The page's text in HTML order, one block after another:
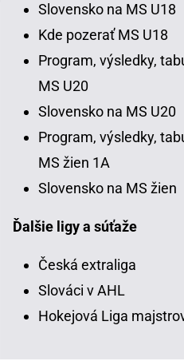
Slovensko na MS U18
Kde pozerať MS U18
Program, výsledky,
MS U20
Slovensko na MS U20
Program, výsledky,
MS žien 1A
Slovensko na MS žien
Ďalšie ligy a súťaže
Česká extraliga
Slováci v AHL
Hokejová Liga